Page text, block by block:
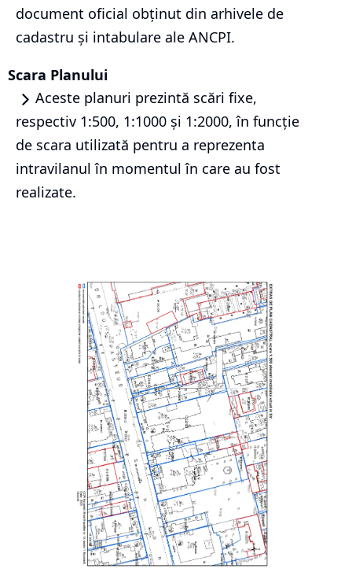
document oficial obținut din arhivele de
cadastru și intabulare ale ANCPI.
Scara Planului
Aceste planuri prezintă scări fixe,
respectiv 1:500, 1:1000 și 1:2000, în funcție
de scara utilizată pentru a reprezenta
intravilanul în momentul în care au fost
realizate.